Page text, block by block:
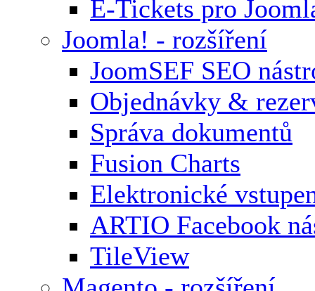
E-Tickets pro
Joomla! - rozšíření
JoomSEF SEO
Objednávky &
Správa dokumentů
Fusion Charts
Elektronické
ARTIO Facebook
TileView